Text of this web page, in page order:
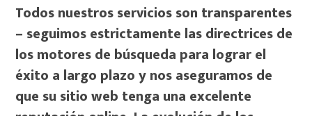
Todos nuestros servicios son transparentes
– seguimos estrictamente las directrices de
los motores de búsqueda para lograr el
éxito a largo plazo y nos aseguramos de
que su sitio web tenga una excelente